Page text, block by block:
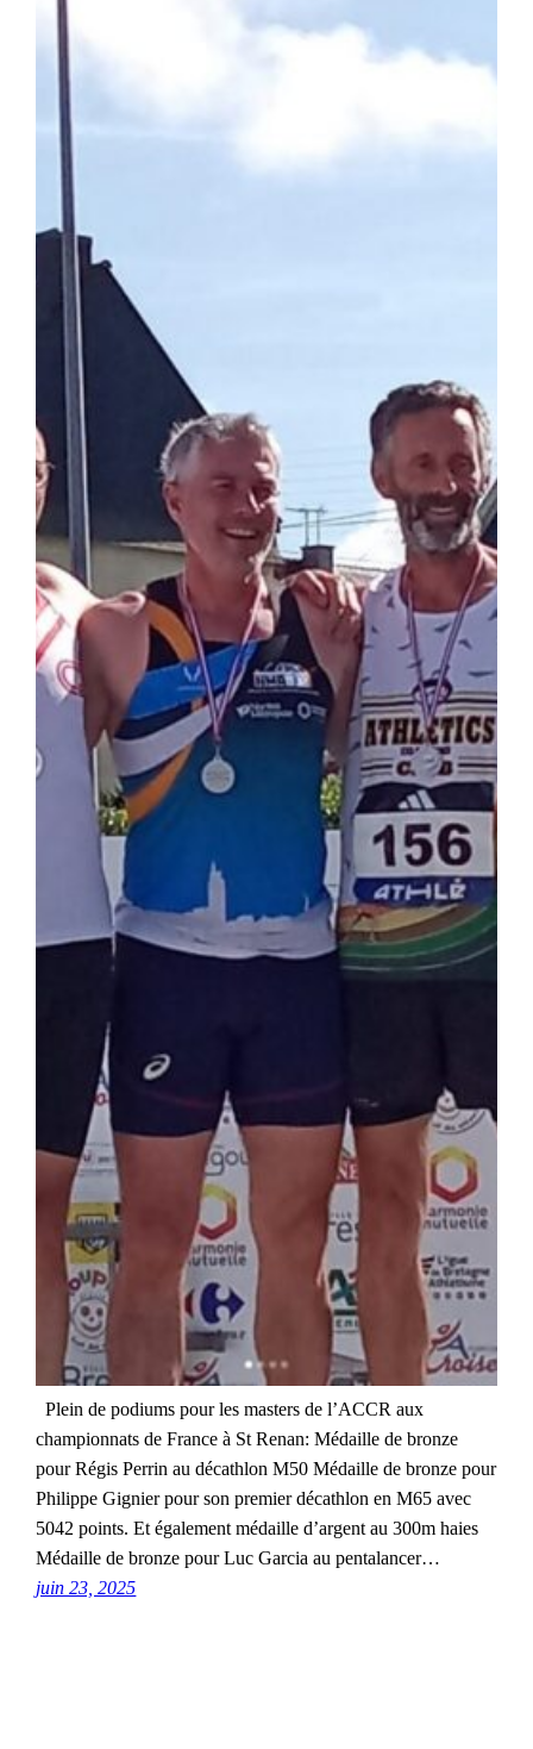
Plein de podiums pour les masters de l’ACCR aux
championnats de France à St Renan: Médaille de bronze
pour Régis Perrin au décathlon M50 Médaille de bronze pour
Philippe Gignier pour son premier décathlon en M65 avec
5042 points. Et également médaille d’argent au 300m haies
Médaille de bronze pour Luc Garcia au pentalancer…
juin 23, 2025